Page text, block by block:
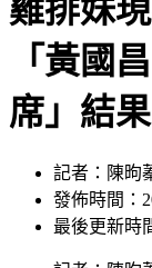
雞排妹
「黃國
席」結
記者：陳昫
發佈時間：